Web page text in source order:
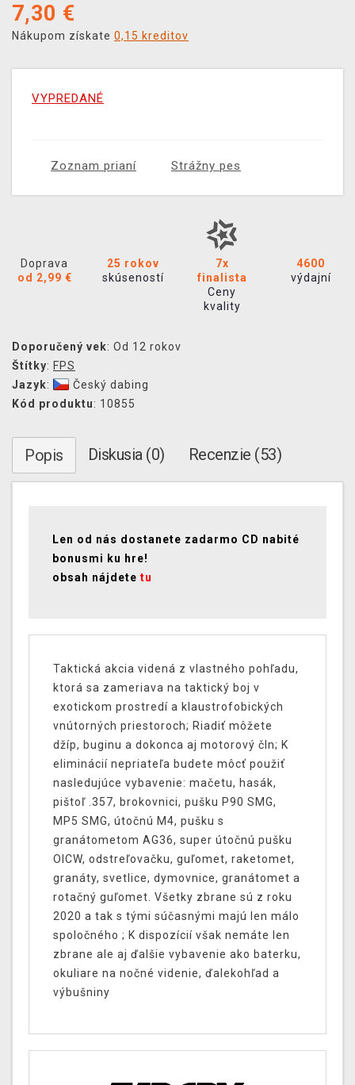
7,30 €
Nákupom získate 0,15 kreditov
VYPREDANÉ
Zoznam prianí Strážny pes
Doprava
od 2,99 €
25 rokov
skúseností
7x
finalista
Ceny
kvality
4600
výdajní
Doporučený vek: Od 12 rokov
Štítky: FPS
Jazyk:
Český dabing
Kód produktu: 10855
Popis Diskusia (0) Recenzie (53)
Len od nás dostanete zadarmo CD nabité
bonusmi ku hre!
obsah nájdete tu
Taktická akcia videná z vlastného pohľadu,
ktorá sa zameriava na taktický boj v
exotickom prostredí a klaustrofobických
vnútorných priestoroch; Riadiť môžete
džíp, buginu a dokonca aj motorový čln; K
eliminácií nepriateľa budete môcť použiť
nasledujúce vybavenie: mačetu, hasák,
pištoľ .357, brokovnici, pušku P90 SMG,
MP5 SMG, útočnú M4, pušku s
granátometom AG36, super útočnú pušku
OICW, odstreľovačku, guľomet, raketomet,
granáty, svetlice, dymovnice, granátomet a
rotačný guľomet. Všetky zbrane sú z roku
2020 a tak s tými súčasnými majú len málo
spoločného ; K dispozícií však nemáte len
zbrane ale aj ďalšie vybavenie ako baterku,
okuliare na nočné videnie, ďalekohľad a
výbušniny